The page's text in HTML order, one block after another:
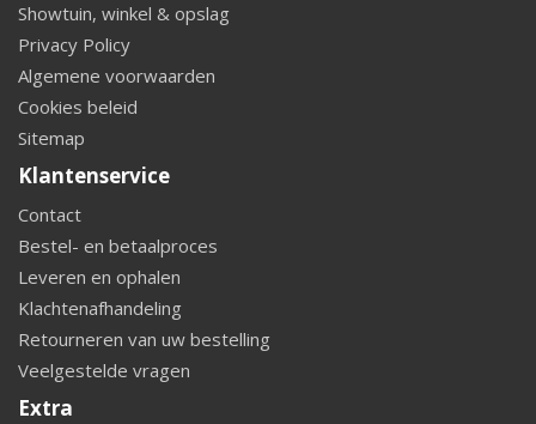
Showtuin, winkel & opslag
Privacy Policy
Algemene voorwaarden
Cookies beleid
Sitemap
Klantenservice
Contact
Bestel- en betaalproces
Leveren en ophalen
Klachtenafhandeling
Retourneren van uw bestelling
Veelgestelde vragen
Extra